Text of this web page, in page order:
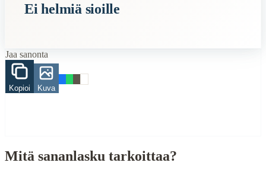
Description:Tämä sanonta viittaa arvokkaiden asioiden tai tietojen
Suomalaiset
Vanhat
Eläimet
When to Use This Content
Ei helmiä sioille
Jaa sanonta
Kopioi Kuva
Mitä sananlasku tarkoittaa?